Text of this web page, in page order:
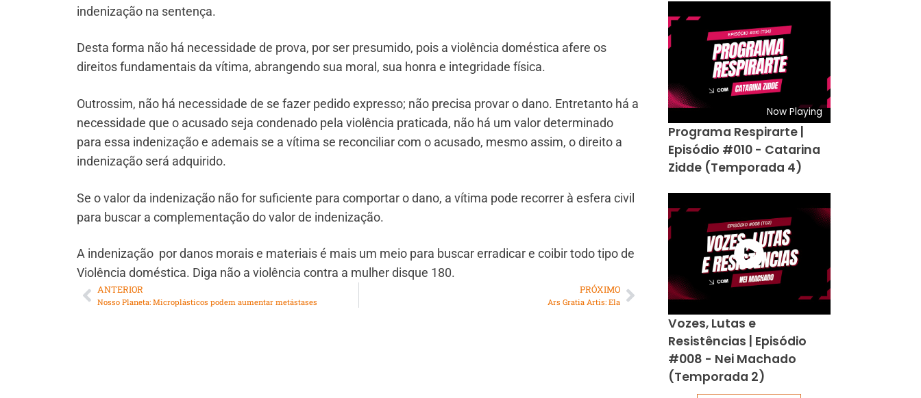
indenização na sentença.
Desta forma não há necessidade de prova, por ser presumido, pois a violência doméstica afere os
direitos fundamentais da vítima, abrangendo sua moral, sua honra e integridade física.
Outrossim, não há necessidade de se fazer pedido expresso; não precisa provar o dano. Entretanto há a
necessidade que o acusado seja condenado pela violência praticada, não há um valor determinado
para essa indenização e ademais se a vítima se reconciliar com o acusado, mesmo assim, o direito a
indenização será adquirido.
Se o valor da indenização não for suficiente para comportar o dano, a vítima pode recorrer à esfera civil
para buscar a complementação do valor de indenização.
A indenização por danos morais e materiais é mais um meio para buscar erradicar e coibir todo tipo de
Violência doméstica. Diga não a violência contra a mulher disque 180.
ANTERIOR
Nosso Planeta: Microplásticos podem aumentar metástases
PRÓXIMO
Ars Gratia Artis: Ela
Now Playing
Programa Respirarte |
Episódio #010 - Catarina
Zidde (Temporada 4)
Vozes, Lutas e
Resistências | Episódio
#008 - Nei Machado
(Temporada 2)